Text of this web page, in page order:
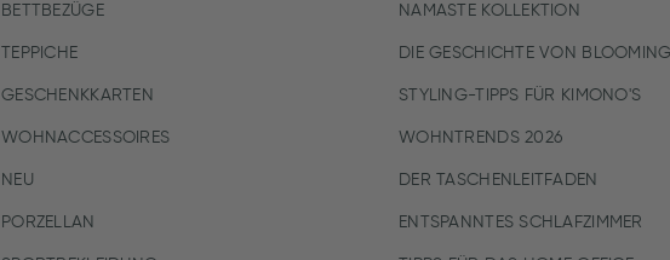
BETTBEZÜGE
TEPPICHE
GESCHENKKARTEN
WOHNACCESSOIRES
NEU
PORZELLAN
NAMASTE KOLLEKTION
DIE GESCHICHTE VON
STYLING-TIPPS FÜR KIMONO'S
WOHNTRENDS 2026
DER TASCHENLEITFADEN
ENTSPANNTES SCHLAFZIMMER